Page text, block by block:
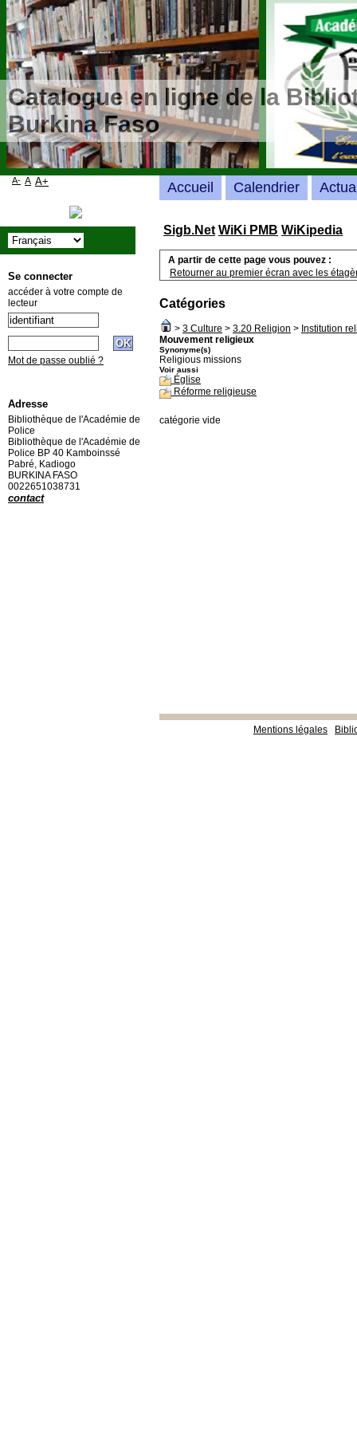
Catalogue en ligne de la
Burkina Faso
Sigb.Net WiKi PMB WiKipedia
A partir de cette page vous pouvez :
Retourner au premier écran avec les
Catégories
> 3 Culture > 3.20 Religion > Institution
Mouvement religieux
Synonyme(s)
Religious missions
Voir aussi
Église
Réforme religieuse
catégorie vide
Mentions légales
Accueil Calendrier
A- A A+
Se connecter
accéder à votre compte de
lecteur
Mot de passe oublié ?
Adresse
Bibliothèque de l'Académie de
Police
Bibliothèque de l'Académie de
Police BP 40 Kamboinssé
Pabré, Kadiogo
BURKINA FASO
0022651038731
contact